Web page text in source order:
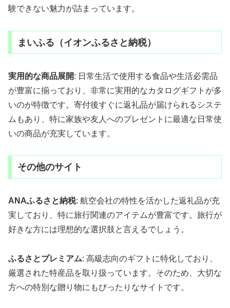
験できない魅力が詰まっています。
まいふる（イオンふるさと納税）
実用的な商品展開: 日常生活で使用する食品や生活必需品
が豊富に揃っており、非常に実用的なカタログギフトが多
いのが特徴です。寄付後すぐに返礼品が届けられるシステ
ムもあり、特に家族や友人へのプレゼントに最適な日常使
いの商品が充実しています。
その他のサイト
ANAふるさと納税: 航空会社の特性を活かした返礼品が充
実しており、特に旅行関連のアイテムが豊富です。旅行が
好きな方には理想的な選択肢と言えるでしょう。
ふるさとプレミアム: 高級志向のギフトに特化しており、
厳選された特産品を取り扱っています。そのため、大切な
方への特別な贈り物にもぴったりなサイトです。